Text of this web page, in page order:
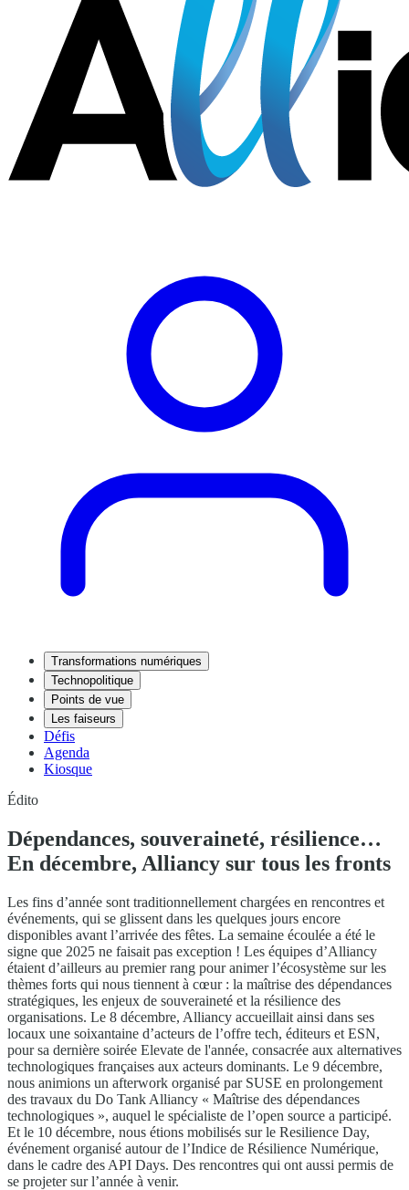
Transformations numériques
Technopolitique
Points de vue
Les faiseurs
Défis
Agenda
Kiosque
Édito
Dépendances, souveraineté, résilience…
En décembre, Alliancy sur tous les fronts
Les fins d’année sont traditionnellement chargées en rencontres et
événements, qui se glissent dans les quelques jours encore
disponibles avant l’arrivée des fêtes. La semaine écoulée a été le
signe que 2025 ne faisait pas exception ! Les équipes d’Alliancy
étaient d’ailleurs au premier rang pour animer l’écosystème sur les
thèmes forts qui nous tiennent à cœur : la maîtrise des dépendances
stratégiques, les enjeux de souveraineté et la résilience des
organisations. Le 8 décembre, Alliancy accueillait ainsi dans ses
locaux une soixantaine d’acteurs de l’offre tech, éditeurs et ESN,
pour sa dernière soirée Elevate de l'année, consacrée aux alternatives
technologiques françaises aux acteurs dominants. Le 9 décembre,
nous animions un afterwork organisé par SUSE en prolongement
des travaux du Do Tank Alliancy « Maîtrise des dépendances
technologiques », auquel le spécialiste de l’open source a participé.
Et le 10 décembre, nous étions mobilisés sur le Resilience Day,
événement organisé autour de l’Indice de Résilience Numérique,
dans le cadre des API Days. Des rencontres qui ont aussi permis de
se projeter sur l’année à venir.